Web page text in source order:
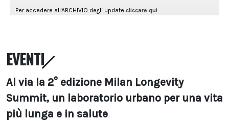
EVENTI
Al via la 2° edizione Milan Longevity
Summit, un laboratorio urbano per una vita
più lunga e in salute